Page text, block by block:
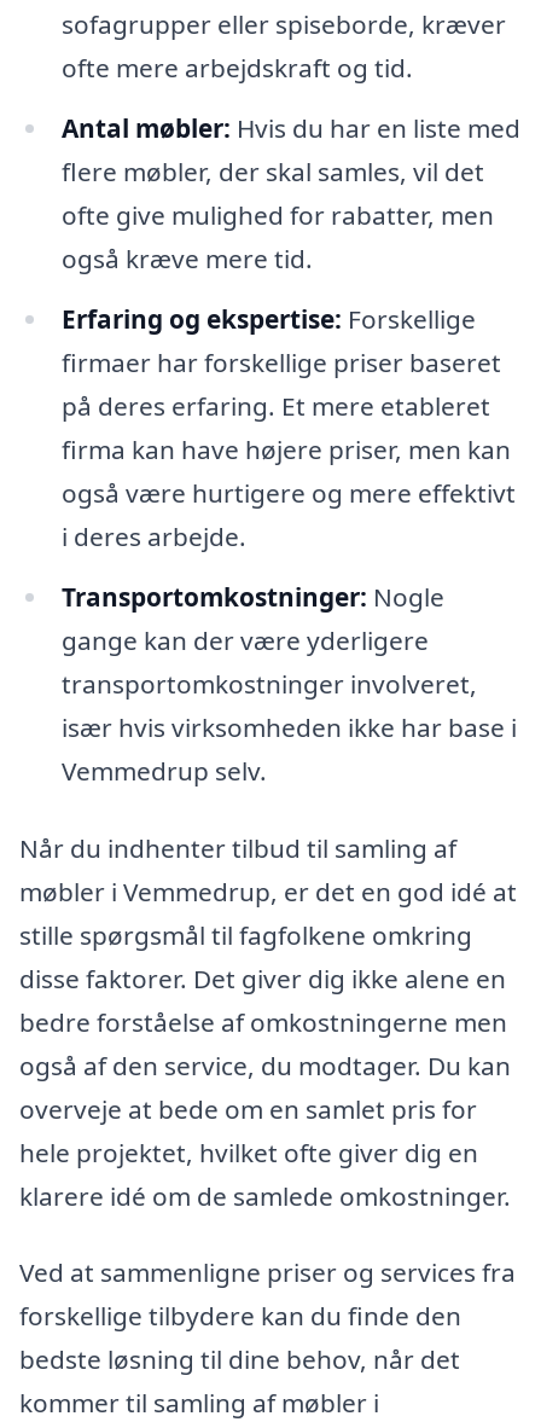
sofagrupper eller spiseborde, kræver
ofte mere arbejdskraft og tid.
Antal møbler: Hvis du har en liste med
flere møbler, der skal samles, vil det
ofte give mulighed for rabatter, men
også kræve mere tid.
Erfaring og ekspertise: Forskellige
firmaer har forskellige priser baseret
på deres erfaring. Et mere etableret
firma kan have højere priser, men kan
også være hurtigere og mere effektivt
i deres arbejde.
Transportomkostninger: Nogle
gange kan der være yderligere
transportomkostninger involveret,
især hvis virksomheden ikke har base i
Vemmedrup selv.
Når du indhenter tilbud til samling af
møbler i Vemmedrup, er det en god idé at
stille spørgsmål til fagfolkene omkring
disse faktorer. Det giver dig ikke alene en
bedre forståelse af omkostningerne men
også af den service, du modtager. Du kan
overveje at bede om en samlet pris for
hele projektet, hvilket ofte giver dig en
klarere idé om de samlede omkostninger.
Ved at sammenligne priser og services fra
forskellige tilbydere kan du finde den
bedste løsning til dine behov, når det
kommer til samling af møbler i